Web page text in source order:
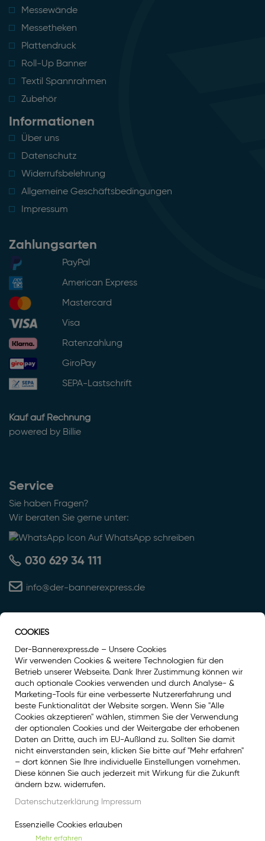
Messewände
Messetheken
Plattendruck
Roll-Up Banner
Textil Spannrahmen
Zubehör
Informationen
Über uns
Datenschutz
Widerrufsbelehrung
Allgemeine Geschäftsbedingungen
Impressum
Zahlungsarten
PayPal
American Express
Mastercard
Visa
Ratenzahlung
GiroPay
SEPA-Lastschrift
Kauf auf Rechnung
powered by Billie
Service
Sie haben Fragen?
Wir beraten Sie gerne unter:
Auf WhatsApp schreiben
030 629 34 111
info@der-bannerexpress.de
Auszeichnung
Social Media
Instagram
COOKIES
Der-Bannerexpress.de – Unsere Cookies
Wir verwenden Cookies & weitere Technologien für den
Betrieb unserer Webseite. Dank Ihrer Zustimmung können wir
auch optionale Cookies verwenden und durch Analyse- &
Marketing-Tools für eine verbesserte Nutzererfahrung und
beste Funktionalität der Website sorgen. Wenn Sie "Alle
Cookies akzeptieren" wählen, stimmen Sie der Verwendung
der optionalen Cookies und der Weitergabe der erhobenen
Daten an Dritte, auch im EU-Außland zu. Sollten Sie damit
nicht einverstanden sein, klicken Sie bitte auf "Mehr erfahren"
– dort können Sie Ihre individuelle Einstellungen vornehmen.
Diese können Sie auch jederzeit mit Wirkung für die Zukunft
ändern bzw. widerrufen.
Datenschutzerklärung Impressum
Essenzielle Cookies erlauben
Mehr erfahren